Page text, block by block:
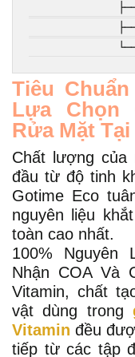
Tiêu
Lựa Chọn
Rửa Mặt
Chất lượng của
đầu từ độ tinh
Gotime Eco
nguyên liệu
toàn cao nhất.
100% Nguyên
Nhận COA Và
Vitamin, chất
vật dùng trong
Vitamin đều
tiếp từ các tập